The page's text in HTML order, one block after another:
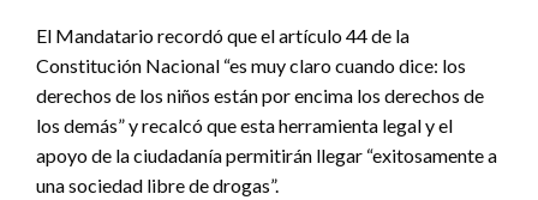
El Mandatario recordó que el artículo 44 de la
Constitución Nacional “es muy claro cuando dice: los
derechos de los niños están por encima los derechos de
los demás” y recalcó que esta herramienta legal y el
apoyo de la ciudadanía permitirán llegar “exitosamente a
una sociedad libre de drogas”.